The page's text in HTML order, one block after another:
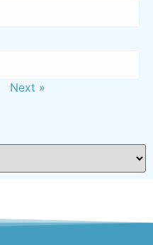
Next »